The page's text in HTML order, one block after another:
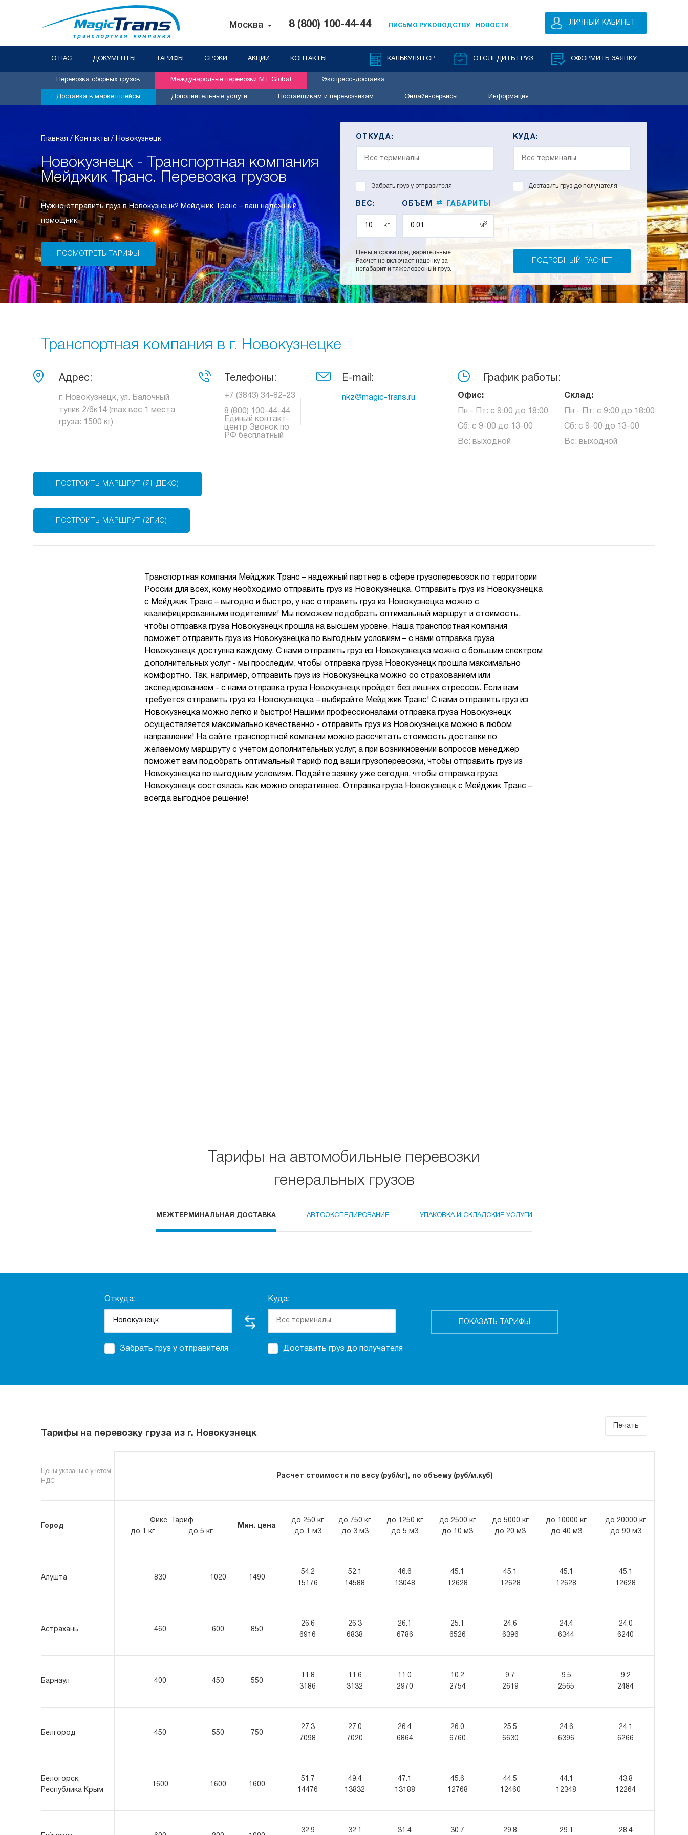
Москва 8 (800) 100-44-44 ПИСЬМО РУКОВОДСТВУ НОВОСТИ ЛИЧНЫЙ КАБИНЕТ
О НАС ДОКУМЕНТЫ ТАРИФЫ СРОКИ АКЦИИ КОНТАКТЫ КАЛЬКУЛЯТОР ОТСЛЕДИТЬ ГРУЗ ОФОРМИТЬ ЗАЯВКУ
Перевозка сборных грузов Международные перевозки MT Global Экспресс-доставка
Доставка в маркетплейсы Дополнительные услуги Поставщикам и перевозчикам Онлайн-сервисы Информация
Главная / Контакты / Новокузнецк
Новокузнецк - Транспортная компания
Мейджик Транс. Перевозка грузов
Нужно отправить груз в Новокузнецк? Мейджик Транс – ваш надежный
помощник!
ПОСМОТРЕТЬ ТАРИФЫ
ОТКУДА:
Забрать груз у отправителя
КУДА:
Доставить груз до получателя
ВЕС:
кг
ОБЪЕМ ⇄ ГАБАРИТЫ
м3
Цены и сроки предварительные.
Расчет не включает наценку за
негабарит и тяжеловесный груз.
Транспортная компания в г. Новокузнецке
Адрес:
г. Новокузнецк, ул. Балочный
тупик 2/6к14 (max вес 1 места
груза: 1500 кг)
Телефоны:
+7 (3843) 34-82-23
8 (800) 100-44-44
Единый контакт-
центр Звонок по
РФ бесплатный
E-mail:
nkz@magic-trans.ru
График работы:
Офис:
Пн - Пт: с 9:00 до 18:00
Сб: с 9-00 до 13-00
Вс: выходной
Склад:
Пн - Пт: с 9:00 до 18:00
Сб: с 9-00 до 13-00
Вс: выходной
ПОСТРОИТЬ МАРШРУТ (ЯНДЕКС)
ПОСТРОИТЬ МАРШРУТ (2ГИС)
Транспортная компания Мейджик Транс – надежный партнер в сфере грузоперевозок по территории
России для всех, кому необходимо отправить груз из Новокузнецка. Отправить груз из Новокузнецка
с Мейджик Транс – выгодно и быстро, у нас отправить груз из Новокузнецка можно с
квалифицированными водителями! Мы поможем подобрать оптимальный маршрут и стоимость,
чтобы отправка груза Новокузнецк прошла на высшем уровне. Наша транспортная компания
поможет отправить груз из Новокузнецка по выгодным условиям – с нами отправка груза
Новокузнецк доступна каждому. С нами отправить груз из Новокузнецка можно с большим спектром
дополнительных услуг - мы проследим, чтобы отправка груза Новокузнецк прошла максимально
комфортно. Так, например, отправить груз из Новокузнецка можно со страхованием или
экспедированием - с нами отправка груза Новокузнецк пройдет без лишних стрессов. Если вам
требуется отправить груз из Новокузнецка – выбирайте Мейджик Транс! С нами отправить груз из
Новокузнецка можно легко и быстро! Нашими профессионалами отправка груза Новокузнецк
осуществляется максимально качественно - отправить груз из Новокузнецка можно в любом
направлении! На сайте транспортной компании можно рассчитать стоимость доставки по
желаемому маршруту с учетом дополнительных услуг, а при возникновении вопросов менеджер
поможет вам подобрать оптимальный тариф под ваши грузоперевозки, чтобы отправить груз из
Новокузнецка по выгодным условиям. Подайте заявку уже сегодня, чтобы отправка груза
Новокузнецк состоялась как можно оперативнее. Отправка груза Новокузнецк с Мейджик Транс –
всегда выгодное решение!
Тарифы на автомобильные перевозки
генеральных грузов
МЕЖТЕРМИНАЛЬНАЯ ДОСТАВКА АВТОЭКСПЕДИРОВАНИЕ УПАКОВКА И СКЛАДСКИЕ УСЛУГИ
Откуда:
Забрать груз у отправителя
Куда:
Доставить груз до получателя
Тарифы на перевозку груза из г. Новокузнецк
Печать
Цены указаны с учетом
НДС
Расчет стоимости по весу (руб/кг), по объему (руб/м.куб)
Город
Фикс. Тариф
до 1 кг
до 5 кг
Мин. цена
до 250 кг
до 1 м3
до 750 кг
до 3 м3
до 1250 кг
до 5 м3
до 2500 кг
до 10 м3
до 5000 кг
до 20 м3
до 10000 кг
до 40 м3
до 20000 кг
до 90 м3
Алушта 830 1020 1490
54.2
15176
52.1
14588
46.6
13048
45.1
12628
45.1
12628
45.1
12628
45.1
12628
Астрахань 460 600 850
26.6
6916
26.3
6838
26.1
6786
25.1
6526
24.6
6396
24.4
6344
24.0
6240
Барнаул 400 450 550
11.8
3186
11.6
3132
11.0
2970
10.2
2754
9.7
2619
9.5
2565
9.2
2484
Белгород 450 550 750
27.3
7098
27.0
7020
26.4
6864
26.0
6760
25.5
6630
24.6
6396
24.1
6266
Белогорск,
Республика Крым
1600 1600 1600
51.7
14476
49.4
13832
47.1
13188
45.6
12768
44.5
12460
44.1
12348
43.8
12264
32.9 32.1 31.4 30.7 29.8 29.1 28.4